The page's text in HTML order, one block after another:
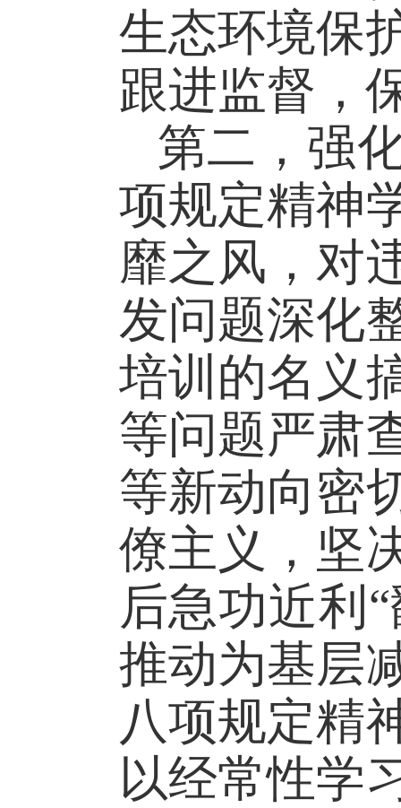
生态环境保
跟进监督，
第二，强
项规定精神
靡之风，对
发问题深化
培训的名义
等问题严肃
等新动向密
僚主义，坚
后急功近利
推动为基层
八项规定精
以经常性学